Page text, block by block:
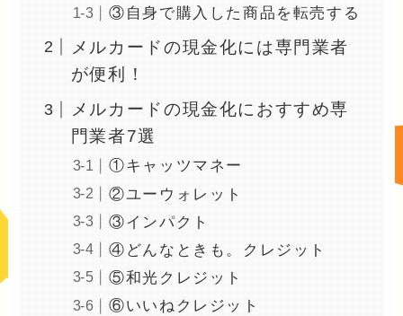
③自身で購入した商品を転売する
メルカードの現金化には専門業者
が便利！
メルカードの現金化におすすめ専
門業者7選
①キャッツマネー
②ユーウォレット
③インパクト
④どんなときも。クレジット
⑤和光クレジット
⑥いいねクレジット